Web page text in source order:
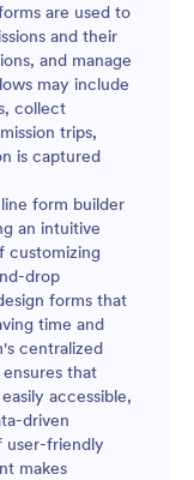
are used to
and their
and manage
may include
collect
trips,
is captured
form builder
an intuitive
customizing
drop
forms that
time and
centralized
that
accessible,
driven
user-friendly
makes